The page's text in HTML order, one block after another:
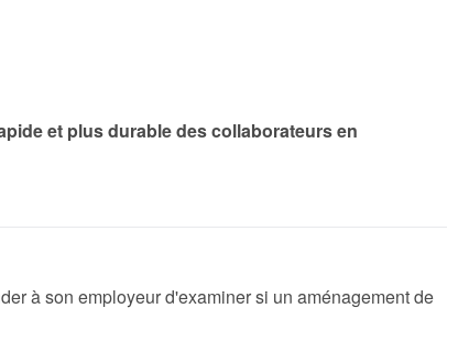
et plus durable des collaborateurs en
à son employeur d'examiner si un aménagement de